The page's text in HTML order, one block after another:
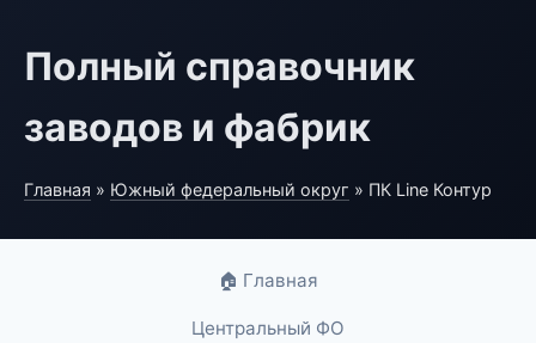
Полный справочник
заводов и фабрик
Главная » Южный федеральный округ » ПК Line Контур
🏠 Главная
Центральный ФО